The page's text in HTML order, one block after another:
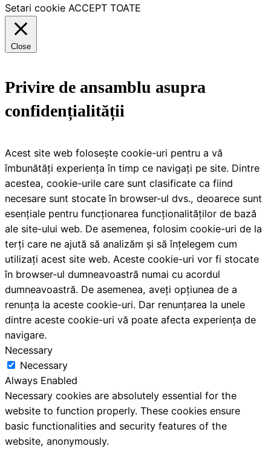
Setari cookie ACCEPT TOATE
Close
Privire de ansamblu asupra
confidențialității
Acest site web folosește cookie-uri pentru a vă
îmbunătăți experiența în timp ce navigați pe site. Dintre
acestea, cookie-urile care sunt clasificate ca fiind
necesare sunt stocate în browser-ul dvs., deoarece sunt
esențiale pentru funcționarea funcționalităților de bază
ale site-ului web. De asemenea, folosim cookie-uri de la
terți care ne ajută să analizăm și să înțelegem cum
utilizați acest site web. Aceste cookie-uri vor fi stocate
în browser-ul dumneavoastră numai cu acordul
dumneavoastră. De asemenea, aveți opțiunea de a
renunța la aceste cookie-uri. Dar renunțarea la unele
dintre aceste cookie-uri vă poate afecta experiența de
navigare.
Necessary
Necessary
Always Enabled
Necessary cookies are absolutely essential for the
website to function properly. These cookies ensure
basic functionalities and security features of the
website, anonymously.